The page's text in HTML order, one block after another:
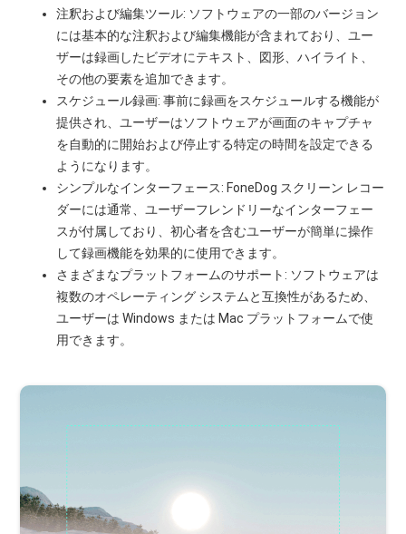
注釈および編集ツール: ソフトウェアの一部のバージョン
には基本的な注釈および編集機能が含まれており、ユー
ザーは録画したビデオにテキスト、図形、ハイライト、
その他の要素を追加できます。
スケジュール録画: 事前に録画をスケジュールする機能が
提供され、ユーザーはソフトウェアが画面のキャプチャ
を自動的に開始および停止する特定の時間を設定できる
ようになります。
シンプルなインターフェース: FoneDog スクリーン レコー
ダーには通常、ユーザーフレンドリーなインターフェー
スが付属しており、初心者を含むユーザーが簡単に操作
して録画機能を効果的に使用できます。
さまざまなプラットフォームのサポート: ソフトウェアは
複数のオペレーティング システムと互換性があるため、
ユーザーは Windows または Mac プラットフォームで使
用できます。